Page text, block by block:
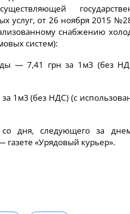
услуг, от 26 ноября 2015
снабжению
систем):
— 7,41 грн за 1м3 (без
1м3 (без НДС) (с
дня, следующего за
«Урядовый курьер».